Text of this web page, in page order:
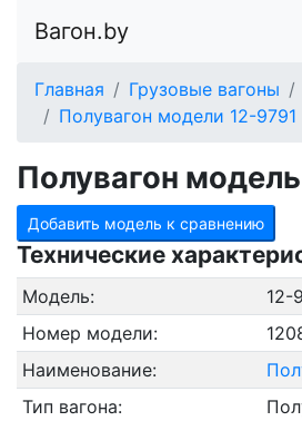
Вагон.by
Главная Грузовые вагоны
Полувагон модели 12-9791
Полувагон
Добавить модель к сравнению
Технические
Модель:
12-
Номер модели:
Наименование:
Тип вагона: